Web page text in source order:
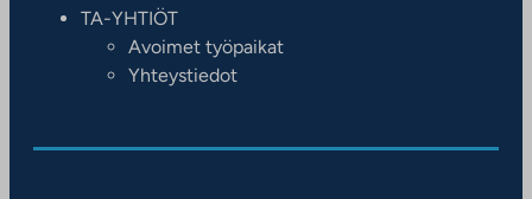
TA-YHTIÖT
Avoimet työpaikat
Yhteystiedot